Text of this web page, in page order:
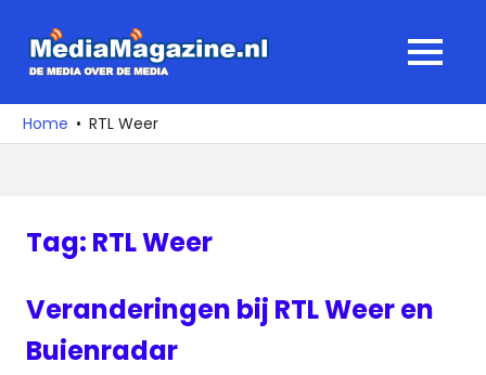
naar
media
over
MENU
Home RTL Weer
Tag: RTL Weer
Veranderingen bij RTL Weer en
Buienradar